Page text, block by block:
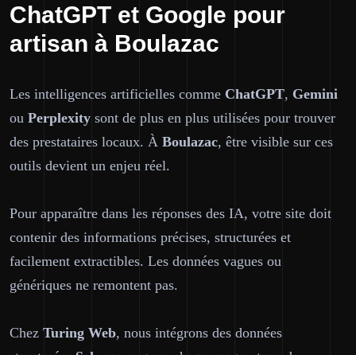
ChatGPT et Google pour
artisan à Boulazac
Les intelligences artificielles comme ChatGPT, Gemini
ou Perplexity sont de plus en plus utilisées pour trouver
des prestataires locaux. À Boulazac, être visible sur ces
outils devient un enjeu réel.
Pour apparaître dans les réponses des IA, votre site doit
contenir des informations précises, structurées et
facilement extractibles. Les données vagues ou
génériques ne remontent pas.
Chez Turing Web, nous intégrons des données